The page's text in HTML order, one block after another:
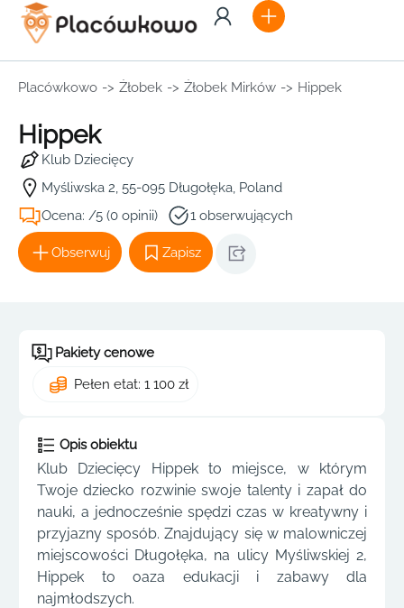
Placówkowo -> Żłobek -> Żłobek Mirków -> Hippek
Hippek
Klub Dziecięcy
Myśliwska 2, 55-095 Długołęka, Poland
Ocena: /5 (0 opinii)
1 obserwujących
Obserwuj Zapisz
Pakiety cenowe
Pełen etat: 1 100 zł
Opis obiektu
Klub Dziecięcy Hippek to miejsce, w którym
Twoje dziecko rozwinie swoje talenty i zapał do
nauki, a jednocześnie spędzi czas w kreatywny i
przyjazny sposób. Znajdujący się w malowniczej
miejscowości Długołęka, na ulicy Myśliwskiej 2,
Hippek to oaza edukacji i zabawy dla
najmłodszych.